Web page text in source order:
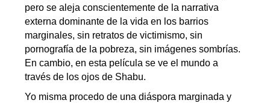
pero se aleja conscientemente de la narrativa
externa dominante de la vida en los barrios
marginales, sin retratos de victimismo, sin
pornografía de la pobreza, sin imágenes sombrías.
En cambio, en esta película se ve el mundo a
través de los ojos de Shabu.
Yo misma procedo de una diáspora marginada y